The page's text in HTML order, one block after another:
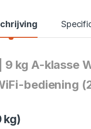
kg A-klasse
bediening
kg)